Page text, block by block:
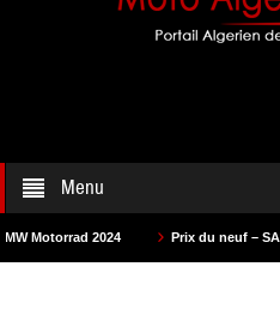
Menu
2024 Prix du neuf – SAM Cycle 2024